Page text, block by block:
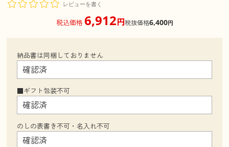
レビューを書く
税込価格6,912円税抜価格6,400円
納品書は同梱しておりません
■ギフト包装不可
のしの表書き不可・名入れ不可